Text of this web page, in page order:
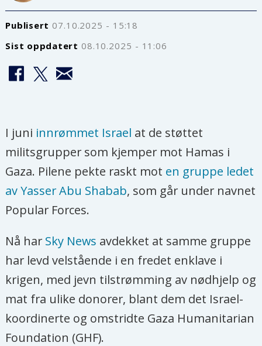
Publisert
07.10.2025 - 15:18
Sist oppdatert
08.10.2025 - 11:06
I juni innrømmet Israel at de støttet
militsgrupper som kjemper mot Hamas i
Gaza. Pilene pekte raskt mot en gruppe ledet
av Yasser Abu Shabab, som går under navnet
Popular Forces.
Nå har Sky News avdekket at samme gruppe
har levd velstående i en fredet enklave i
krigen, med jevn tilstrømming av nødhjelp og
mat fra ulike donorer, blant dem det Israel-
koordinerte og omstridte Gaza Humanitarian
Foundation (GHF).